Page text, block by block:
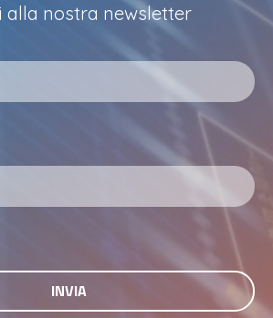
alla nostra newsletter